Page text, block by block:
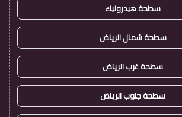
سطحة هيدروليك
سطحة شمال الرياض
سطحة غرب الرياض
سطحة جنوب الرياض